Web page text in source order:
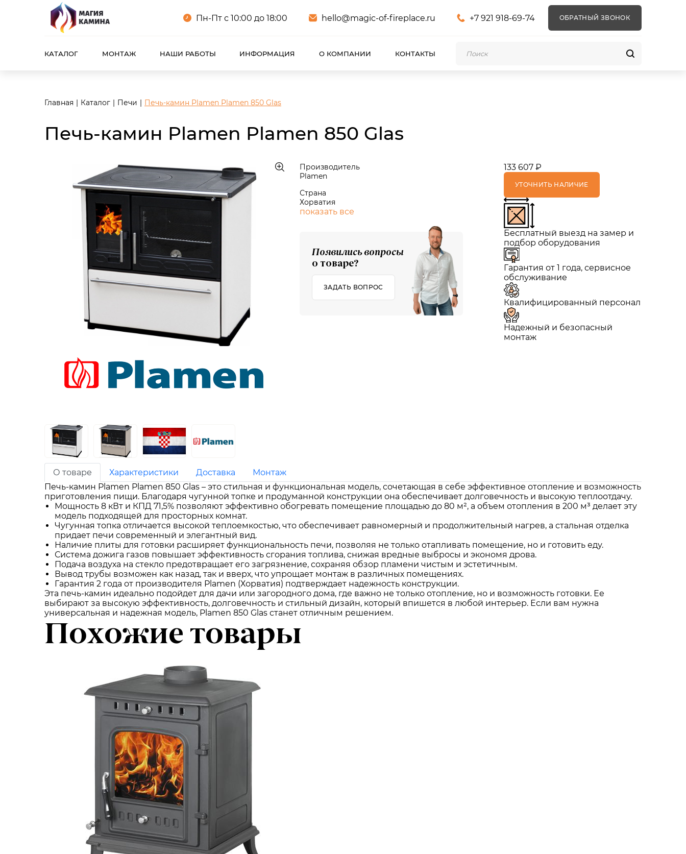
<meta name="robots" content="noindex, follow"/>
Пн-Пт с 10:00 до 18:00
hello@magic-of-fireplace.ru +7 921 918-69-74 ОБРАТНЫЙ ЗВОНОК
КАТАЛОГ МОНТАЖ НАШИ РАБОТЫ ИНФОРМАЦИЯ О КОМПАНИИ КОНТАКТЫ
Главная Каталог Печи Печь-камин Plamen Plamen 850 Glas
Печь-камин Plamen Plamen 850 Glas
Производитель
Plamen
Страна
Хорватия
показать все
Появились вопросы
о товаре?
ЗАДАТЬ ВОПРОС
133 607 ₽
УТОЧНИТЬ НАЛИЧИЕ
Бесплатный выезд на замер и
подбор оборудования
Гарантия от 1 года, сервисное
обслуживание
Квалифицированный персонал
Надежный и безопасный
монтаж
О товаре Характеристики Доставка
Монтаж
Печь-камин Plamen Plamen 850 Glas – это стильная и функциональная модель, сочетающая в себе эффективное отопление и возможность
приготовления пищи. Благодаря чугунной топке и продуманной конструкции она обеспечивает долговечность и высокую теплоотдачу.
Мощность 8 кВт и КПД 71,5% позволяют эффективно обогревать помещение площадью до 80 м², а объем отопления в 200 м³ делает эту
модель подходящей для просторных комнат.
Чугунная топка отличается высокой теплоемкостью, что обеспечивает равномерный и продолжительный нагрев, а стальная отделка
придает печи современный и элегантный вид.
Наличие плиты для готовки расширяет функциональность печи, позволяя не только отапливать помещение, но и готовить еду.
Система дожига газов повышает эффективность сгорания топлива, снижая вредные выбросы и экономя дрова.
Подача воздуха на стекло предотвращает его загрязнение, сохраняя обзор пламени чистым и эстетичным.
Вывод трубы возможен как назад, так и вверх, что упрощает монтаж в различных помещениях.
Гарантия 2 года от производителя Plamen (Хорватия) подтверждает надежность конструкции.
Эта печь-камин идеально подойдет для дачи или загородного дома, где важно не только отопление, но и возможность готовки. Ее
выбирают за высокую эффективность, долговечность и стильный дизайн, который впишется в любой интерьер. Если вам нужна
универсальная и надежная модель, Plamen 850 Glas станет отличным решением.
Похожие товары